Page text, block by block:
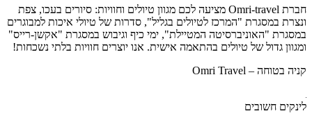
חברת Omri-travel מציעה לכם מגוון טיולים וחוויות: סיורים בעכו, צפת
ונצרת במסגרת "המרכז לטיולים בגליל", סדרות של טיולי איכות למבוגרים
במסגרת "האוניברסיטה המטיילת", ימי כיף וגיבוש במסגרת "אקשן-רייס"
ומגוון גדול של טיולים בהתאמה אישית. אנו יוצרים חוויות בלתי נשכחות!
קניה בטוחה – Omri Travel
לינקים חשובים